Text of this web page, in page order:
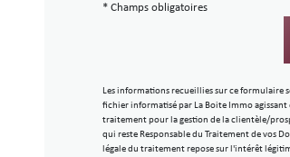
* Champs obligatoires
Les informations recueillies sur ce formulaire
fichier informatisé par La Boite Immo
traitement pour la gestion de la clientèle/
qui reste Responsable du Traitement de vos
légale du traitement repose sur l'intérêt